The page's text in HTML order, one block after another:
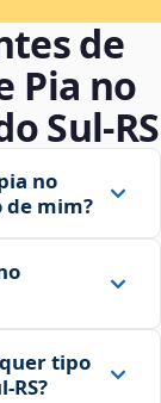
de
Pia no
Sul‑RS
no
de mim?
tipo